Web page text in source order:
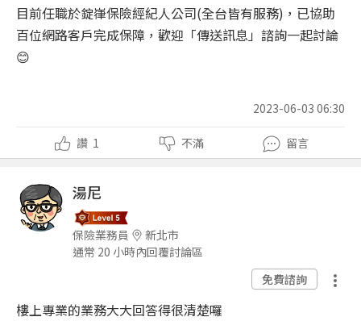
目前任職於錠嵂保險經紀人公司(全台皆有服務)，已協助
百位網路客戶完成保障，歡迎「傳送訊息」諮詢一起討論
😊
2023-06-03 06:30
讚 1 不滿 留言
湯尼
保險業務員
新北市
通常 20 小時內回覆討論區
免費諮詢
樓上專業的業務大大回答得很清楚囉